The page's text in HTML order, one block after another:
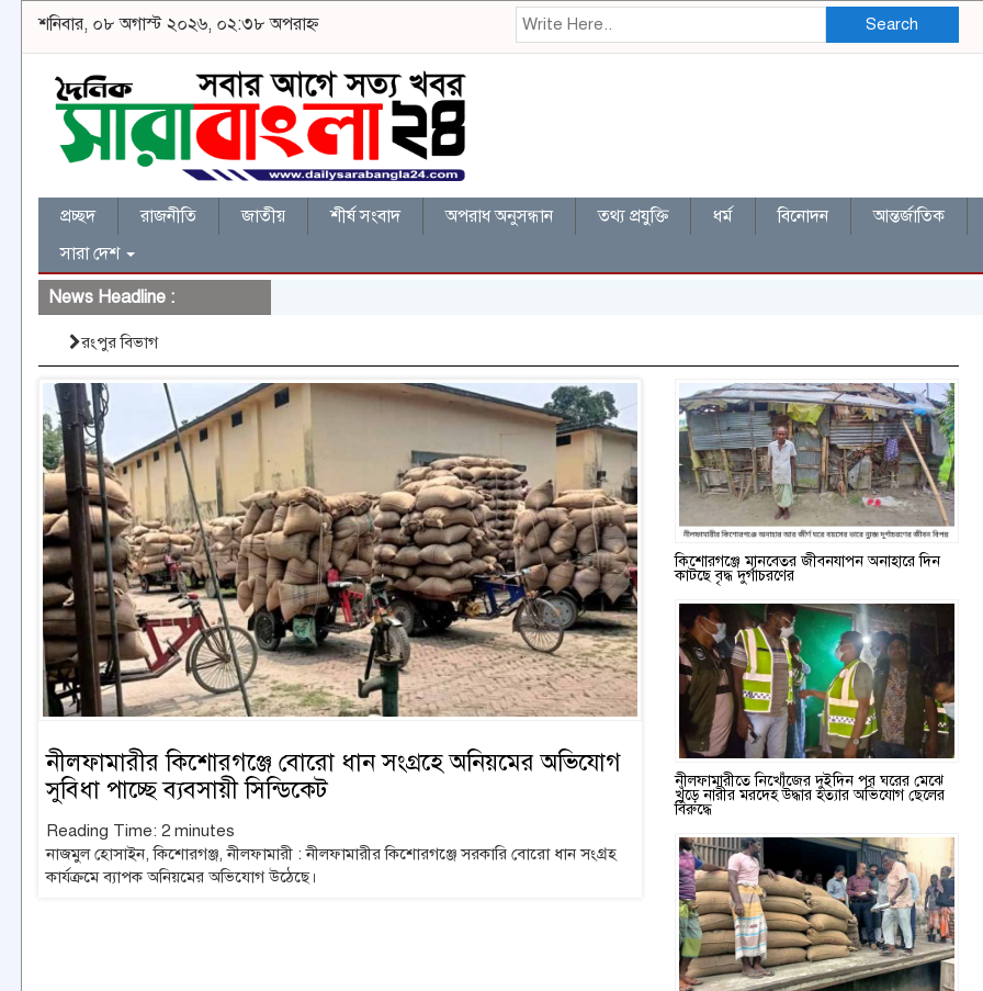
শনিবার, ০৮ অগাস্ট ২০২৬, ০২:৩৮ অপরাহ্ন Search
প্রচ্ছদ রাজনীতি জাতীয় শীর্ষ সংবাদ অপরাধ অনুসন্ধান তথ্য প্রযুক্তি ধর্ম বিনোদন আন্তর্জাতিক
সারা দেশ
News Headline :
রংপুর বিভাগ
নীলফামারীর কিশোরগঞ্জে বোরো ধান সংগ্রহে অনিয়মের অভিযোগ
সুবিধা পাচ্ছে ব্যবসায়ী সিন্ডিকেট
Reading Time: 2 minutes
নাজমুল হোসাইন, কিশোরগঞ্জ, নীলফামারী : নীলফামারীর কিশোরগঞ্জে সরকারি বোরো ধান সংগ্রহ
কার্যক্রমে ব্যাপক অনিয়মের অভিযোগ উঠেছে।
কিশোরগঞ্জে মানবেতর জীবনযাপন অনাহারে দিন
কাটছে বৃদ্ধ দুর্গাচরণের
নীলফামারীতে নিখোঁজের দুইদিন পর ঘরের মেঝে
খুঁড়ে নারীর মরদেহ উদ্ধার হত্যার অভিযোগ ছেলের
বিরুদ্ধে